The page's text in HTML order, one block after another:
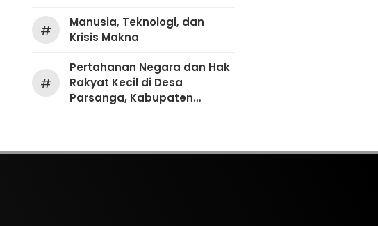
#
Manusia, Teknologi, dan
Krisis Makna
#
Pertahanan Negara dan Hak
Rakyat Kecil di Desa
Parsanga, Kabupaten